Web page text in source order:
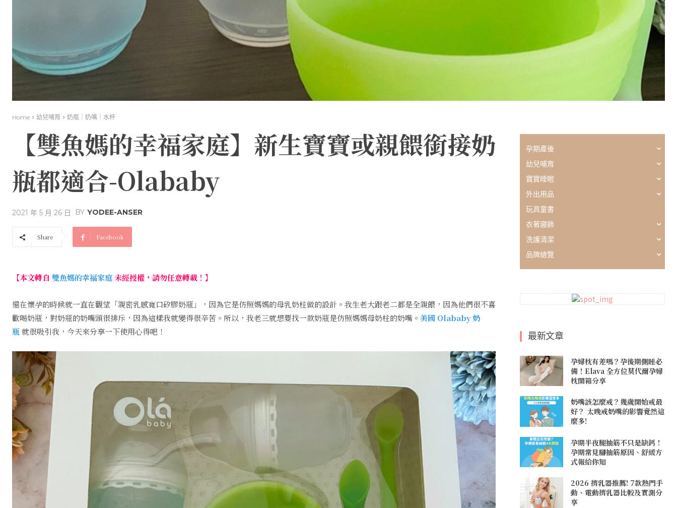
Home 幼兒哺育 奶瓶｜奶嘴｜水杯
【雙魚媽的幸福家庭】新生寶寶或親餵銜接奶
瓶都適合-Olababy
2021 年 5 月 26 日 BY YODEE-ANSER
Share Facebook
【本文轉自 雙魚媽的幸福家庭 未經授權，請勿任意轉載！】
還在懷孕的時候就一直在觀望「親密乳感寬口矽膠奶瓶」，因為它是仿照媽媽的母乳奶柱做的設計。我生老大跟老二都是全親餵，因為他們很不喜
歡喝奶瓶，對奶瓶的奶嘴頭很排斥，因為這樣我就變得很辛苦。所以，我老三就想要找一款奶瓶是仿照媽媽母奶柱的奶嘴。 美國 Olababy 奶
瓶就很吸引我，今天來分享一下使用心得吧！
孕期產後
幼兒哺育
寶寶睡眠
外出用品
玩具童書
衣著寢飾
洗護清潔
品牌總覽
最新文章
孕婦枕有差嗎？孕後期側睡必
備！Elava 全方位莫代爾孕婦
枕開箱分享
奶嘴該怎麼戒？幾歲開始戒最
好？ 太晚戒奶嘴的影響竟然這
麼多!
孕期半夜腿抽筋不只是缺鈣！
孕期常見腳抽筋原因、舒緩方
式報給你知
2026 擠乳器推薦! 7款熱門手
動、電動擠乳器比較及實測分
享